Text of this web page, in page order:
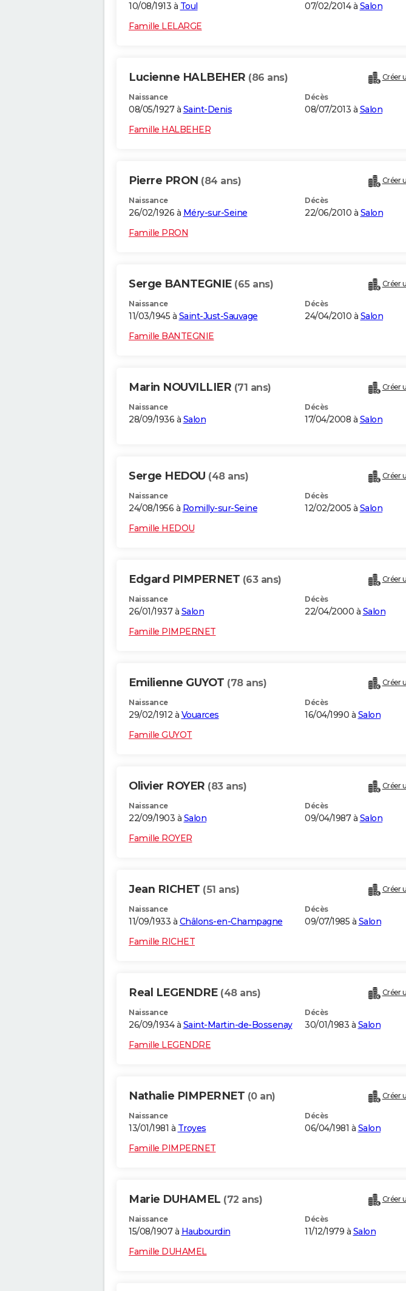
10/08/1913 à Toul 07/02/2014 à Salon
Famille LELARGE
Lucienne HALBEHER (86 ans) Créer
Naissance
08/05/1927 à Saint-Denis
Décès
08/07/2013 à Salon
Famille HALBEHER
Pierre PRON (84 ans) Créer
Naissance
26/02/1926 à Méry-sur-Seine
Décès
22/06/2010 à Salon
Famille PRON
Serge BANTEGNIE (65 ans) Créer
Naissance
11/03/1945 à Saint-Just-Sauvage
Décès
24/04/2010 à Salon
Famille BANTEGNIE
Marin NOUVILLIER (71 ans) Créer
Naissance
28/09/1936 à Salon
Décès
17/04/2008 à Salon
Serge HEDOU (48 ans) Créer
Naissance
24/08/1956 à Romilly-sur-Seine
Décès
12/02/2005 à Salon
Famille HEDOU
Edgard PIMPERNET (63 ans) Créer
Naissance
26/01/1937 à Salon
Décès
22/04/2000 à Salon
Famille PIMPERNET
Emilienne GUYOT (78 ans) Créer
Naissance
29/02/1912 à Vouarces
Décès
16/04/1990 à Salon
Famille GUYOT
Olivier ROYER (83 ans) Créer
Naissance
22/09/1903 à Salon
Décès
09/04/1987 à Salon
Famille ROYER
Jean RICHET (51 ans) Créer
Naissance
11/09/1933 à Châlons-en-Champagne
Décès
09/07/1985 à Salon
Famille RICHET
Real LEGENDRE (48 ans) Créer
Naissance
26/09/1934 à Saint-Martin-de-Bossenay
Décès
30/01/1983 à Salon
Famille LEGENDRE
Nathalie PIMPERNET (0 an) Créer
Naissance
13/01/1981 à Troyes
Décès
06/04/1981 à Salon
Famille PIMPERNET
Marie DUHAMEL (72 ans) Créer
Naissance
15/08/1907 à Haubourdin
Décès
11/12/1979 à Salon
Famille DUHAMEL